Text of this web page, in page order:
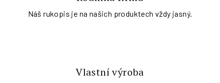
Náš rukopis je na našich produktech vždy jasný.
Vlastní výroba